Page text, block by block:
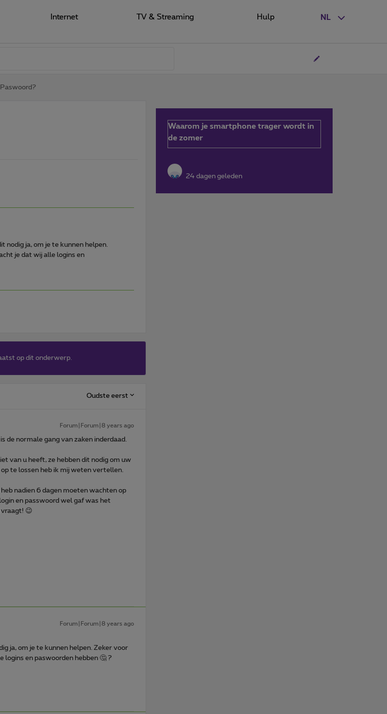
NL
Internet TV & Streaming Hulp
nodig ja, om je te kunnen helpen.
je dat wij alle logins en
op dit onderwerp.
Oudste eerst
Forum|Forum|8 years ago
de normale gang van zaken inderdaad.
van u heeft, ze hebben dit nodig om uw
te lossen heb ik mij weten vertellen.
nadien 6 dagen moeten wachten op
en passwoord wel gaf was het
vraagt! 😉
Forum|Forum|8 years ago
ja, om je te kunnen helpen. Zeker voor
en paswoorden hebben 🤔 ?
Waarom je smartphone trager wordt in
de zomer
24 dagen geleden